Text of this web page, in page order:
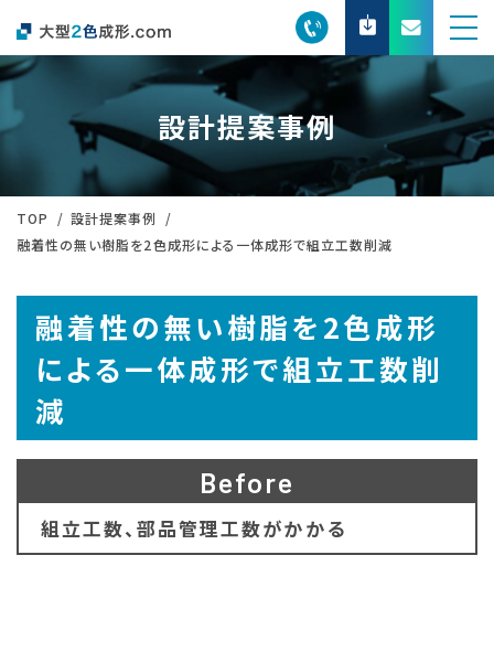
設計提案事例
TOP
設計提案事例
融着性の無い樹脂を2色成形による一体成形で組立工数削減
融着性の無い樹脂を2色成形
による一体成形で組立工数削
減
Before
組立工数、部品管理工数がかかる